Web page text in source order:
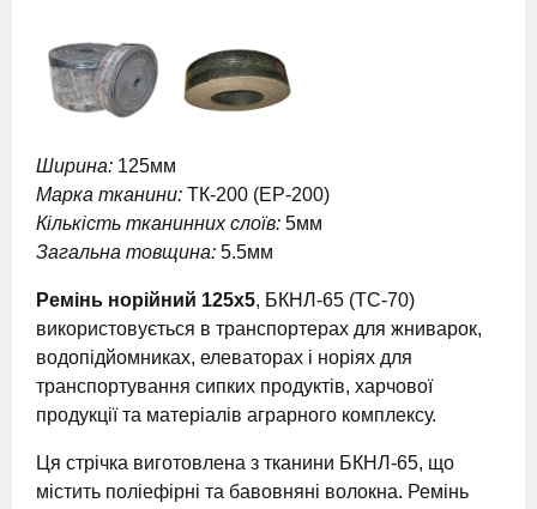
Ширина: 125мм
Марка тканини: ТК-200 (EP-200)
Кількість тканинних слоїв: 5мм
Загальна товщина: 5.5мм
Ремінь норійний 125х5, БКНЛ-65 (TC-70)
використовується в транспортерах для жниварок,
водопідйомниках, елеваторах і норіях для
транспортування сипких продуктів, харчової
продукції та матеріалів аграрного комплексу.
Ця стрічка виготовлена з тканини БКНЛ-65, що
містить поліефірні та бавовняні волокна. Ремінь